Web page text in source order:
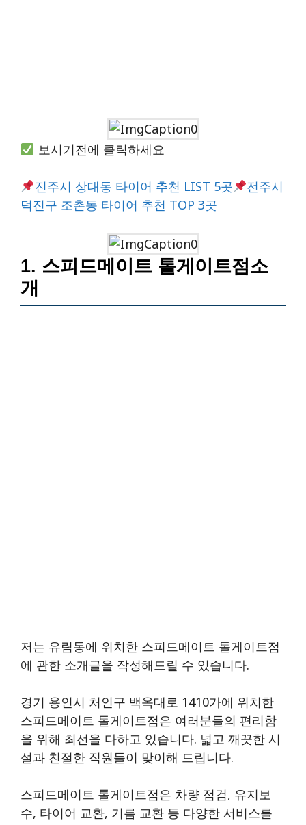
보시기전에 클릭하세요
진주시 상대동 타이어 추천 LIST 5곳
전주시
덕진구 조촌동 타이어 추천 TOP 3곳
1. 스피드메이트 톨게이트점소
개
저는 유림동에 위치한 스피드메이트 톨게이트점
에 관한 소개글을 작성해드릴 수 있습니다.
경기 용인시 처인구 백옥대로 1410가에 위치한
스피드메이트 톨게이트점은 여러분들의 편리함
을 위해 최선을 다하고 있습니다. 넓고 깨끗한 시
설과 친절한 직원들이 맞이해 드립니다.
스피드메이트 톨게이트점은 차량 점검, 유지보
수, 타이어 교환, 기름 교환 등 다양한 서비스를